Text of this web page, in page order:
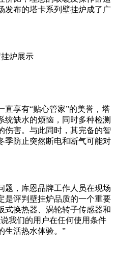
发布的塔卡系列壁挂炉成了广
直享有“贴心管家”的美誉，塔
统缺水的烦恼，同时多种检测
伤害。与此同时，其完备的智
季防止突然断电和断气可能对
题，库恩品牌工作人员在现场
是评判壁挂炉品质的一个重要
式换热器、涡轮转子传感器和
我们的用户在任何使用条件
生活热水体验。”